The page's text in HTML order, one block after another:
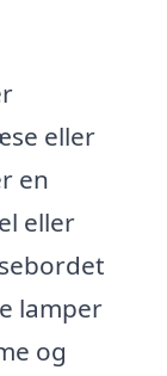
eller
en
eller
lamper
og